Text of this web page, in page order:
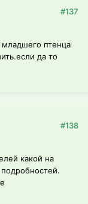
#137
птенца
да то
#138
какой на